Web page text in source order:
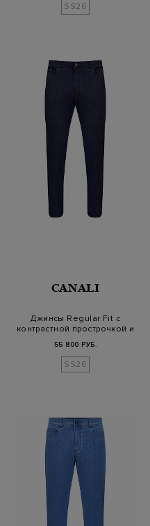
SS26
CANALI
Джинсы Regular Fit с
контрастной прострочкой и
55 800 РУБ.
SS26